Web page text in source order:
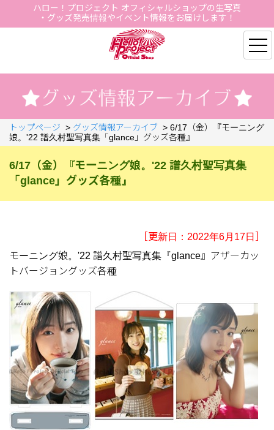
ハロー！プロジェクト オフィシャルショップの生写真
・グッズ発売情報やイベント情報をお届けします！
Hello Project Official
トップページ > グッズ情報アーカイブ > 6/17（金）『モーニング
娘。'22 譜久村聖写真集「glance」グッズ各種』
6/17（金）『モーニング娘。'22 譜久村聖写真集
「glance」グッズ各種』
［更新日：2022年6月17日］
モーニング娘。'22 譜久村聖写真集『glance』アザーカッ
トバージョングッズ各種